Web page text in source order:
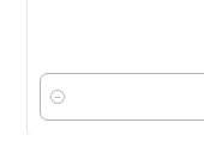
Cantidad